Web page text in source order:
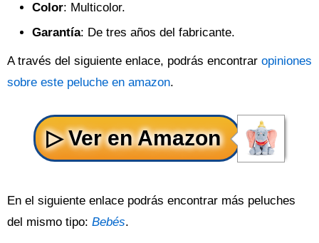
Color: Multicolor.
Garantía: De tres años del fabricante.
A través del siguiente enlace, podrás encontrar opiniones
sobre este peluche en amazon.
En el siguiente enlace podrás encontrar más peluches
del mismo tipo: Bebés.